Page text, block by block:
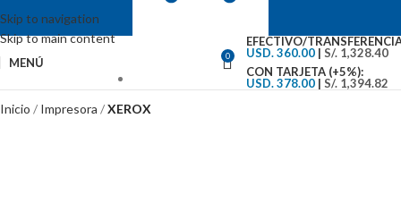
Skip to navigation
Skip to main content
MENÚ 0
EFECTIVO/
USD. 360.00 | S/. 1,328.40
CON TARJETA (+5%):
USD. 378.00 | S/. 1,394.82
Inicio Impresora XEROX